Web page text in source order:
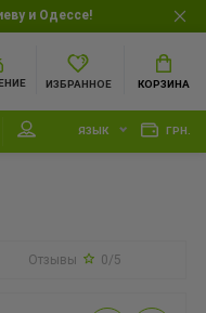
и Одессе!
ИЗБРАННОЕ КОРЗИНА
ЯЗЫК ГРН.
Отзывы 0/5